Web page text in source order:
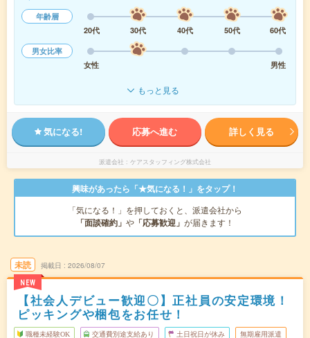
年齢層
20代
30代 40代 50代
60代
男女比率
女性
男性
もっと見る
気になる! 応募へ進む 詳しく見る
派遣会社 ケアスタッフィング株式会社
興味があったら「★気になる！」をタップ！
「気になる！」を押しておくと、派遣会社から
「面談確約」 や 「応募歓迎」 が届きます！
未読
NEW
掲載日 2026/08/07
【社会人デビュー歓迎〇】正社員の安定環境！
ピッキングや梱包をお任せ！
職種未経験OK 交通費別途支給あり 土日祝日が休み 無期雇用派遣